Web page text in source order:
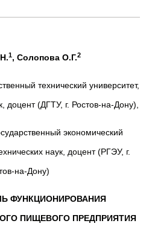
1, Солопова О.Г.2
технический университет,
доцент (ДГТУ, г. Ростов-на-Дону),
экономический
наук, доцент (РГЭУ, г.
на-Дону)
ФУНКЦИОНИРОВАНИЯ
ПИЩЕВОГО ПРЕДПРИЯТИЯ